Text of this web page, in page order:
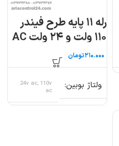
رله ۱۱ پایه طرح فیندر
۱۱۰ ولت و ۲۴ ولت AC
تومان
ولتاژ بوبین
24v ac, 110v
ac